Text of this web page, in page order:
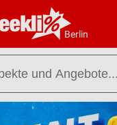
Berlin